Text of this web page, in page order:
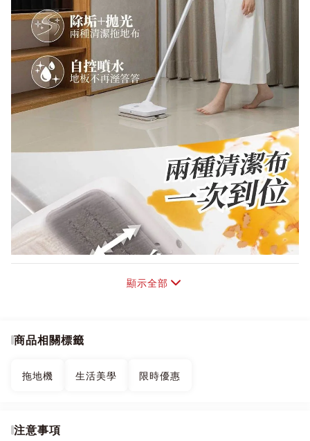
顯示全部
商品相關標籤
拖地機 生活美學 限時優惠
注意事項